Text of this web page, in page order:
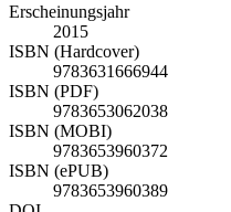
Erscheinungsjahr
2015
ISBN (Hardcover)
9783631666944
ISBN (PDF)
9783653062038
ISBN (MOBI)
9783653960372
ISBN (ePUB)
9783653960389